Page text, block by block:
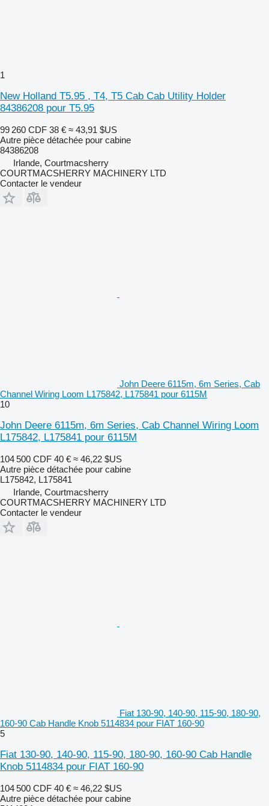
1
New Holland T5.95 , T4, T5 Cab Cab Utility Holder
84386208 pour T5.95
99 260 CDF 38 € ≈ 43,91 $US
Autre pièce détachée pour cabine
84386208
Irlande, Courtmacsherry
COURTMACSHERRY MACHINERY LTD
Contacter le vendeur
John Deere 6115m, 6m Series, Cab
Channel Wiring Loom L175842, L175841 pour 6115M
10
John Deere 6115m, 6m Series, Cab Channel Wiring Loom
L175842, L175841 pour 6115M
104 500 CDF 40 € ≈ 46,22 $US
Autre pièce détachée pour cabine
L175842, L175841
Irlande, Courtmacsherry
COURTMACSHERRY MACHINERY LTD
Contacter le vendeur
Fiat 130-90, 140-90, 115-90, 180-90,
160-90 Cab Handle Knob 5114834 pour FIAT 160-90
5
Fiat 130-90, 140-90, 115-90, 180-90, 160-90 Cab Handle
Knob 5114834 pour FIAT 160-90
104 500 CDF 40 € ≈ 46,22 $US
Autre pièce détachée pour cabine